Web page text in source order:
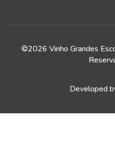
©2026 Vinho Grandes
Developed